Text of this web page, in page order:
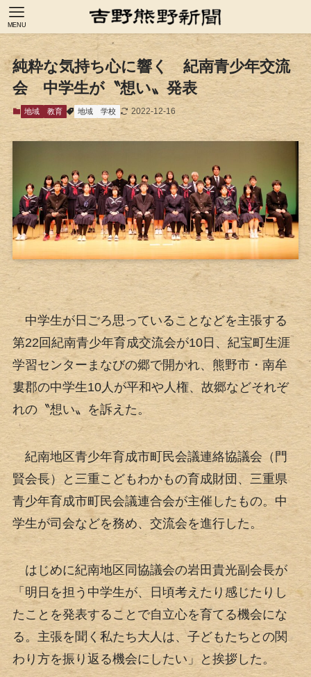
MENU
純粋な気持ち心に響く 紀南青少年交流
会 中学生が〝想い〟発表
地域 教育 地域 学校 2022-12-16
中学生が日ごろ思っていることなどを主張する
第22回紀南青少年育成交流会が10日、紀宝町生涯
学習センターまなびの郷で開かれ、熊野市・南牟
婁郡の中学生10人が平和や人権、故郷などそれぞ
れの〝想い〟を訴えた。
紀南地区青少年育成市町民会議連絡協議会（門
賢会長）と三重こどもわかもの育成財団、三重県
青少年育成市町民会議連合会が主催したもの。中
学生が司会などを務め、交流会を進行した。
はじめに紀南地区同協議会の岩田貴光副会長が
「明日を担う中学生が、日頃考えたり感じたりし
たことを発表することで自立心を育てる機会にな
る。主張を聞く私たち大人は、子どもたちとの関
わり方を振り返る機会にしたい」と挨拶した。